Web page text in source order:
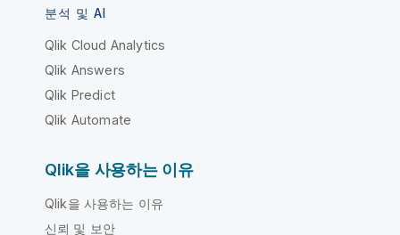
분석 및 AI
Qlik Cloud Analytics
Qlik Answers
Qlik Predict
Qlik Automate
Qlik을 사용하는 이유
Qlik을 사용하는 이유
신뢰 및 보안